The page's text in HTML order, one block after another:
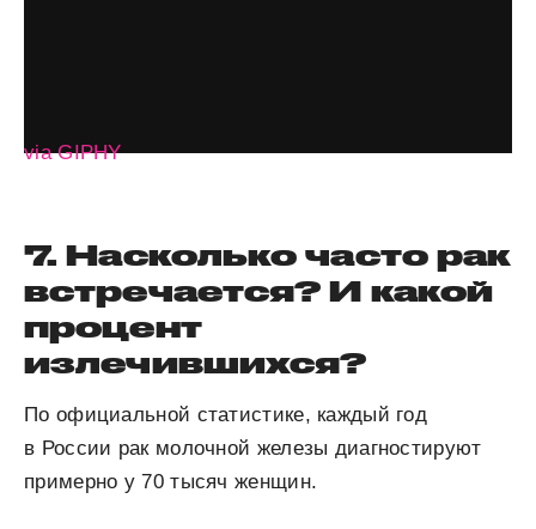
via GIPHY
7. Насколько часто рак
встречается? И какой
процент
излечившихся?
По официальной статистике, каждый год
в России рак молочной железы диагностируют
примерно у 70 тысяч женщин.